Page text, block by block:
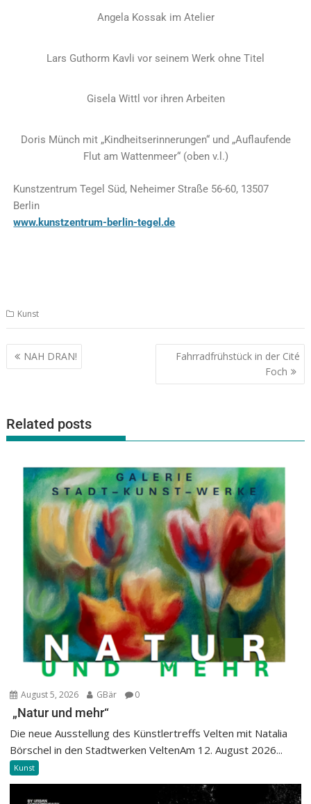
Angela Kossak im Atelier
Lars Guthorm Kavli vor seinem Werk ohne Titel
Gisela Wittl vor ihren Arbeiten
Doris Münch mit „Kindheitserinnerungen“ und „Auflaufende
Flut am Wattenmeer“ (oben v.l.)
Kunstzentrum Tegel Süd, Neheimer Straße 56-60, 13507
Berlin
www.kunstzentrum-berlin-tegel.de
Kunst
NAH DRAN!
Fahrradfrühstück in der Cité
Foch
Related posts
August 5, 2026 GBär 0
„Natur und mehr“
Die neue Ausstellung des Künstlertreffs Velten mit Natalia
Börschel in den Stadtwerken VeltenAm 12. August 2026...
Kunst